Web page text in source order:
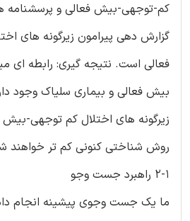
کم-توجهی-بیش فعالی و پرسشنامه
گزارش دهی پیرامون زیرگونه های
فعالی است. نتیجه گیری: رابطه ای
بیش فعالی و بیماری سلیاک وجود
زیرگونه های اختلال کم توجهی-
روش شناختی کنونی کم تر خواهند
2-1 راهبرد جست وجو
ما یک جست وجوی پیشینه انجام